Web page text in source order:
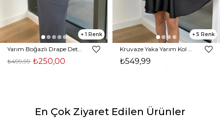
1
₺250,00
₺499,99
5
₺549,99
En Çok Ziyaret Edilen Ürünler